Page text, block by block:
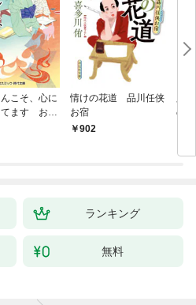
こそ、心に
てます おけ
帖
情けの花道 品川任侠
お宿
902
の
ランキング
無料